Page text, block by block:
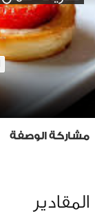
مشاركة الوصفة
المقادير